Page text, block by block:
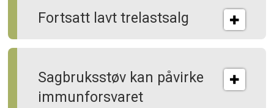
Fortsatt lavt trelastsalg
Sagbruksstøv kan på­virke
immun­forsvaret